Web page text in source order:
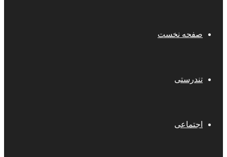
صفحه نخست
تندرستی
اجتماعی